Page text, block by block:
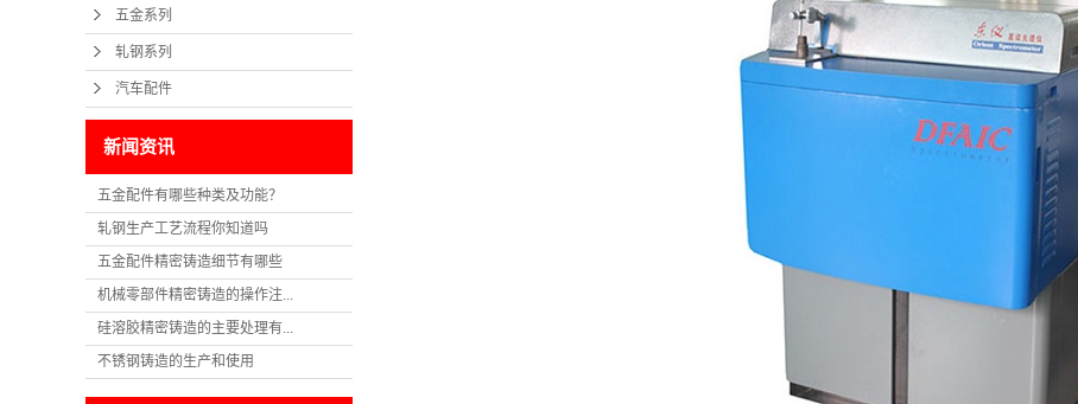
五金系列
轧钢系列
汽车配件
新闻资讯
五金配件有哪些种类及功能？
轧钢生产工艺流程你知道吗
五金配件精密铸造细节有哪些
机械零部件精密铸造的操作注...
硅溶胶精密铸造的主要处理有...
不锈钢铸造的生产和使用